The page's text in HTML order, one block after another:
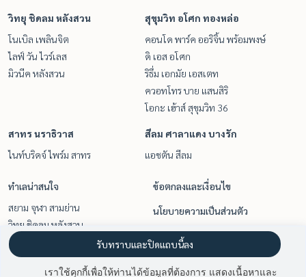
วิทยุ ชิดลม หลังสวน
โนเบิล เพลินจิต
ไลฟ์ วัน ไวร์เลส
มิวนีค หลังสวน
สุขุมวิท อโศก ทองหล่อ
คอนโด พาร์ค ออริจิ้น พร้อมพงษ์
ดิ เอส อโศก
ริธึ่ม เอกมัย เอสเตท
ควอทโทร บาย แสนสิริ
โอกะ เฮ้าส์ สุขุมวิท 36
สาทร นราธิวาส
ไนท์บริดจ์ ไพร์ม สาทร
สีลม ศาลาแดง บางรัก
แอชตัน สีลม
ทำเลน่าสนใจ
สยาม จุฬา สามย่าน
วิทยุ ชิดลม หลังสวน
สุขุมวิท อโศก ทองหล่อ
สาทร นราธิวาส
ข้อตกลงและเงื่อนไข
นโยบายความเป็นส่วนตัว
เกี่ยวกับเรา
วิธีการฝากขาย-เช่า
เราใช้คุกกี้เพื่อให้ท่านได้ข้อมูลที่ต้องการ แสดงเนื้อหาและ
รับทราบและปิดแถบนี้ลง